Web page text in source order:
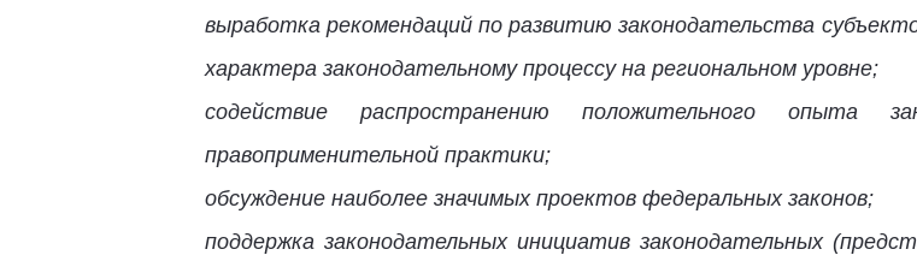
выработка рекомендаций по развитию законодательства
характера законодательному процессу на региональном уровне;
содействие распространению положительного опыта
правоприменительной практики;
обсуждение наиболее значимых проектов федеральных законов;
поддержка законодательных инициатив законодательных